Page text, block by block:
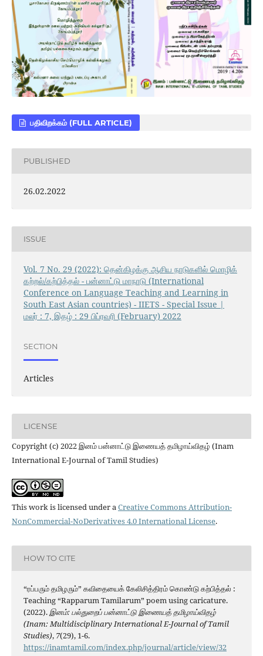
பதிவிறக்கம் (FULL ARTICLE)
PUBLISHED
26.02.2022
ISSUE
Vol. 7 No. 29 (2022): தென்கிழக்கு ஆசிய நாடுகளில் மொழிக்
கற்றல்/கற்பித்தல் - பன்னாட்டு மாநாடு (International
Conference on Language Teaching and Learning in
South East Asian countries) - IIETS - Special Issue |
மலர் : 7, இதழ் : 29 பிப்ரவரி (February) 2022
SECTION
Articles
LICENSE
Copyright (c) 2022 இனம் பன்னாட்டு இணையத் தமிழாய்விதழ் (Inam
International E-Journal of Tamil Studies)
This work is licensed under aCreative Commons Attribution-
NonCommercial-NoDerivatives 4.0 International License.
HOW TO CITE
“ரப்பரும் தமிழரும்” கவிதையைக் கேலிசித்திரம் கொண்டு கற்பித்தல் :
Teaching “Rapparum Tamilarum” poem using caricature.
(2022).இனம்: பல்துறைப் பன்னாட்டு இணையத் தமிழாய்விதழ்
(Inam: Multidisciplinary International E-Journal of Tamil
Studies), 7(29), 1-6.
https://inamtamil.com/index.php/journal/article/view/32